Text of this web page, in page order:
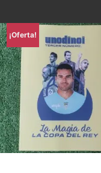
¡Oferta!